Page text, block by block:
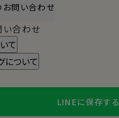
お問い合わせ
い合わせ
て
について
LINEに保存する